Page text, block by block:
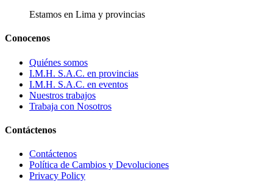
Estamos en Lima y provincias
Conocenos
Quiénes somos
I.M.H. S.A.C. en provincias
I.M.H. S.A.C. en eventos
Nuestros trabajos
Trabaja con Nosotros
Contáctenos
Contáctenos
Política de Cambios y Devoluciones
Privacy Policy